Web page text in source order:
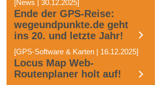
[News | 30.12.2025]
Ende der GPS-Reise:
wegeundpunkte.de geht
ins 20. und letzte Jahr!
[GPS-Software & Karten | 16.12.2025]
Locus Map Web-
Routenplaner holt auf!